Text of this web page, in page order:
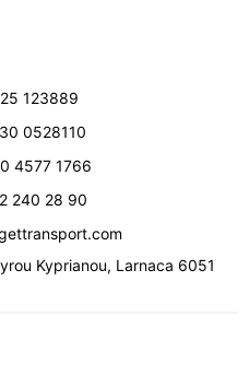
123889
0528110
4577 1766
240 28 90
Kyprianou, Larnaca 6051